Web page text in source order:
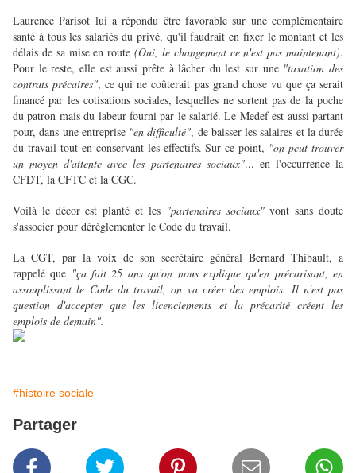
Laurence Parisot lui a répondu être favorable sur une complémentaire
santé à tous les salariés du privé, qu'il faudrait en fixer le montant et les
délais de sa mise en route (Oui, le changement ce n'est pas maintenant).
Pour le reste, elle est aussi prête à lâcher du lest sur une "taxation des
contrats précaires", ce qui ne coûterait pas grand chose vu que ça serait
financé par les cotisations sociales, lesquelles ne sortent pas de la poche
du patron mais du labeur fourni par le salarié. Le Medef est aussi partant
pour, dans une entreprise "en difficulté", de baisser les salaires et la durée
du travail tout en conservant les effectifs. Sur ce point, "on peut trouver
un moyen d'attente avec les partenaires sociaux"... en l'occurrence la
CFDT, la CFTC et la CGC.
Voilà le décor est planté et les "partenaires sociaux"vont sans doute
s'associer pour dérèglementer le Code du travail.
La CGT, par la voix de son secrétaire général Bernard Thibault, a
rappelé que "ça fait 25 ans qu'on nous explique qu'en précarisant, en
assouplissant le Code du travail, on va créer des emplois. Il n'est pas
question d'accepter que les licenciements et la précarité créent les
emplois de demain".
#histoire sociale
Partager